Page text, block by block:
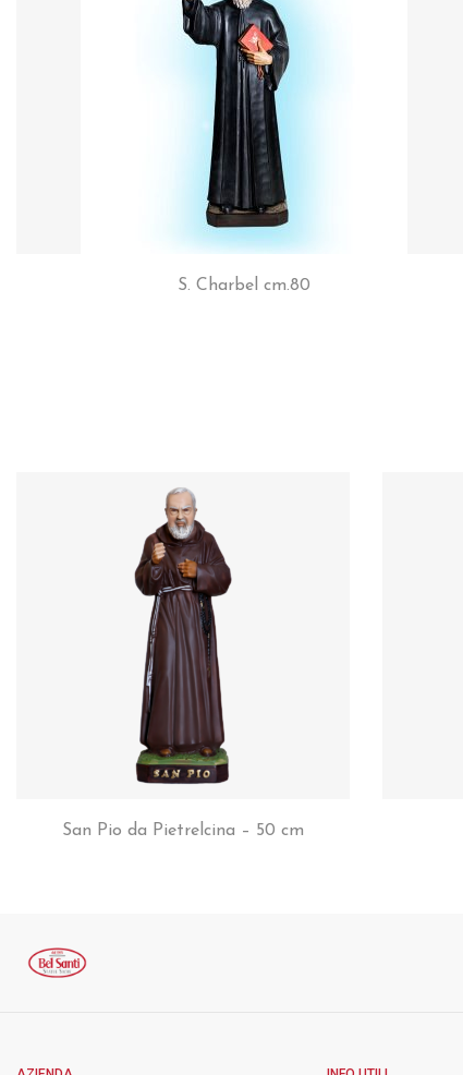
S. Charbel cm.80
San Pio da Pietrelcina – 50 cm